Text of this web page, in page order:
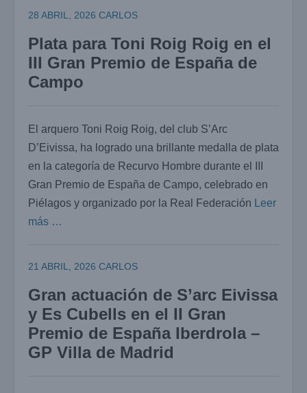
28 ABRIL, 2026 CARLOS
Plata para Toni Roig Roig en el
III Gran Premio de España de
Campo
El arquero Toni Roig Roig, del club S’Arc
D’Eivissa, ha logrado una brillante medalla de plata
en la categoría de Recurvo Hombre durante el III
Gran Premio de España de Campo, celebrado en
Piélagos y organizado por la Real Federación
Leer
más …
21 ABRIL, 2026 CARLOS
Gran actuación de S’arc Eivissa
y Es Cubells en el II Gran
Premio de España Iberdrola –
GP Villa de Madrid